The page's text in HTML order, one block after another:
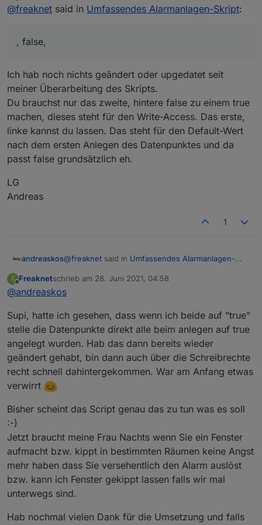
Umsetzung unserer Wünsche :-)
"false" in "true" vorher noch ändern?
Also quasi dann so:
Im Original Script oben steht das ja noch mit "false"
drin. Oder ist das Script nochmal angepasst worden
@ andreaskos
Danke für´s kurze Feedback damit ich loslegen kann
Gruß Freaknet
Offline
@freaknet said in Umfassendes Alarmanlagen-Skript:
, false,
Ich hab noch nichts geändert oder upgedatet seit
meiner Überarbeitung des Skripts.
Du brauchst nur das zweite, hintere false zu einem true
machen, dieses steht für den Write-Access. Das erste,
linke kannst du lassen. Das steht für den Default-Wert
nach dem ersten Anlegen des Datenpunktes und da
passt false grundsätzlich eh.
LG
Andreas
1
andreaskos@freaknet said in Umfassendes Alarmanlagen-
Ich hab noch nichts geändert oder upgedatet seit
meiner Überarbeitung des Skripts.
Du brauchst nur das zweite, hintere false zu einem
true machen, dieses steht für den Write-Access.
Das erste, linke kannst du lassen. Das steht für
den Default-Wert nach dem ersten Anlegen des
LG
Andreas
F
Offline
Freaknetschrieb am 28. Juni 2021, 04:58
zuletzt editiert von
@andreaskos
Supi, hatte ich gesehen, dass wenn ich beide auf "true"
stelle die Datenpunkte direkt alle beim anlegen auf true
angelegt wurden. Hab das dann bereits wieder
geändert gehabt, bin dann auch über die Schreibrechte
recht schnell dahintergekommen. War am Anfang etwas
verwirrt
Bisher scheint das Script genau das zu tun was es soll
:-)
Jetzt braucht meine Frau Nachts wenn Sie ein Fenster
aufmacht bzw. kippt in bestimmten Räumen keine Angst
mehr haben dass Sie versehentlich den Alarm auslöst
bzw. kann ich Fenster gekippt lassen falls wir mal
unterwegs sind.
Hab nochmal vielen Dank für die Umsetzung und falls